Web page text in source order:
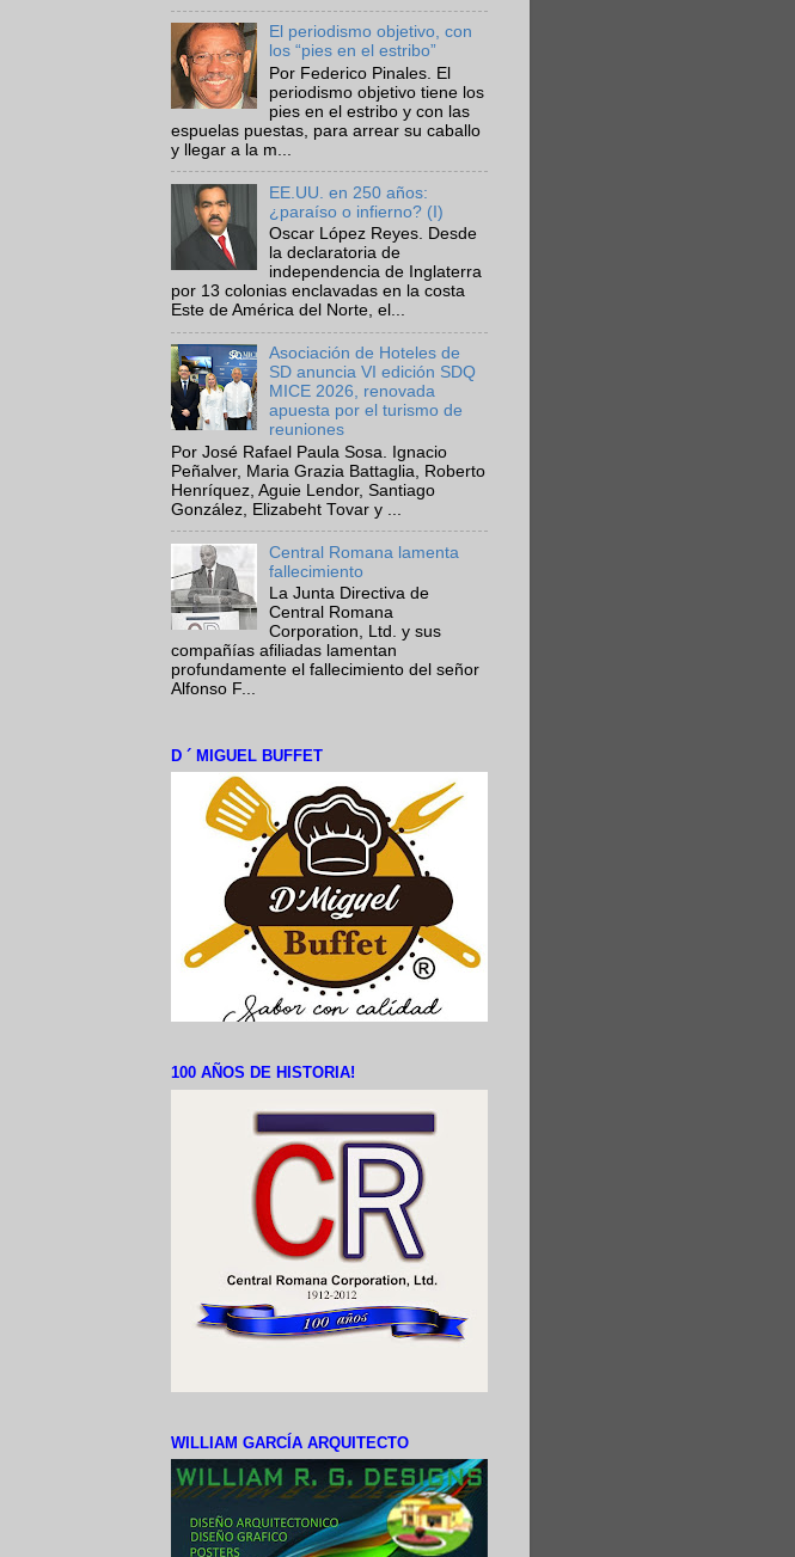
El periodismo objetivo, con
los “pies en el estribo”
Por Federico Pinales. El
periodismo objetivo tiene los
pies en el estribo y con las
espuelas puestas, para arrear su caballo
y llegar a la m...
EE.UU. en 250 años:
¿paraíso o infierno? (I)
Oscar López Reyes. Desde
la declaratoria de
independencia de Inglaterra
por 13 colonias enclavadas en la costa
Este de América del Norte, el...
Asociación de Hoteles de
SD anuncia VI edición SDQ
MICE 2026, renovada
apuesta por el turismo de
reuniones
Por José Rafael Paula Sosa. Ignacio
Peñalver, Maria Grazia Battaglia, Roberto
Henríquez, Aguie Lendor, Santiago
González, Elizabeht Tovar y ...
Central Romana lamenta
fallecimiento
La Junta Directiva de
Central Romana
Corporation, Ltd. y sus
compañías afiliadas lamentan
profundamente el fallecimiento del señor
Alfonso F...
D ´ MIGUEL BUFFET
100 AÑOS DE HISTORIA!
WILLIAM GARCÍA ARQUITECTO